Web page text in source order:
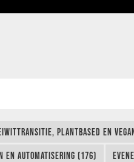
PLANTBASED EN
EN AUTOMATISERING (176)